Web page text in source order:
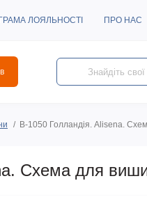
ЛОЯЛЬНОСТІ ПРО НАС
B-1050 Голландія. Alisena.
Схема для